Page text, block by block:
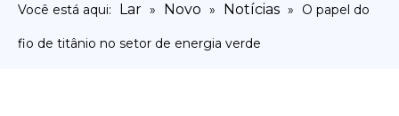
Você está aqui: Lar » Novo » Notícias » O papel do
fio de titânio no setor de energia verde